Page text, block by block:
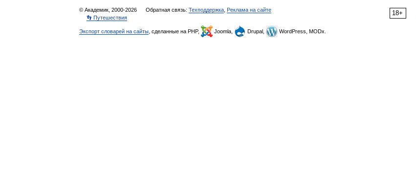
18+
© Академик, 2000-2026 Обратная связь: Техподдержка Реклама на сайте
👣 Путешествия
Экспорт словарей на сайты , сделанные на PHP, Joomla, Drupal, WordPress, MODx.